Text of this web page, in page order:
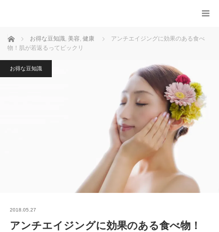
ホーム お得な豆知識, 美容, 健康
アンチエイジングに効果のある食べ
物！肌が若返るってビックリ
お得な豆知識
2018.05.27
アンチエイジングに効果のある食べ物！